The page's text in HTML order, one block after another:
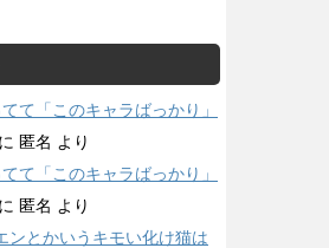
て「このキャラばっかり」
に 匿名 より
て「このキャラばっかり」
に 匿名 より
ンとかいうキモい化け猫は